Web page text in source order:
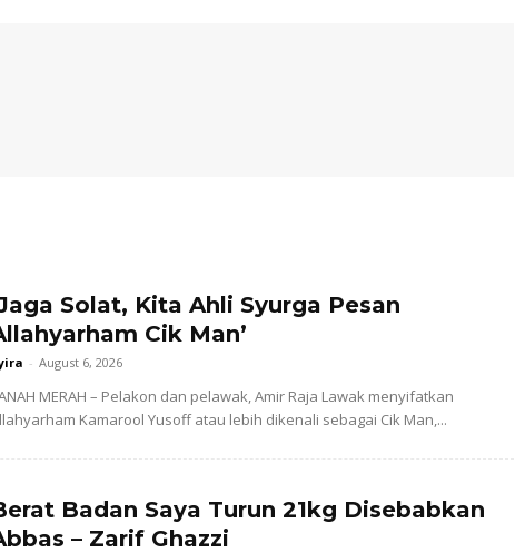
Solat, Kita Ahli Syurga Pesan
Cik Man’
- August 6, 2026
MERAH – Pelakon dan pelawak, Amir Raja Lawak menyifatkan
Kamarool Yusoff atau lebih dikenali sebagai Cik Man,...
Badan Saya Turun 21kg Disebabkan
– Zarif Ghazzi